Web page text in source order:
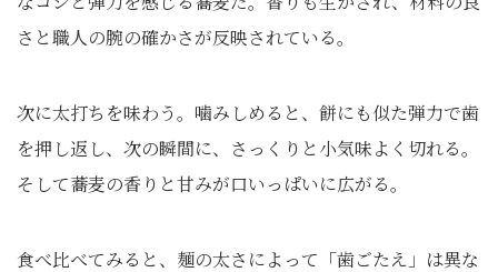
さと職人の腕の確かさが反映されている。
次に太打ちを味わう。噛みしめると、餅にも似た弾力で歯
を押し返し、次の瞬間に、さっくりと小気味よく切れる。
そして蕎麦の香りと甘みが口いっぱいに広がる。
食べ比べてみると、麺の太さによって「歯ごたえ」は異な